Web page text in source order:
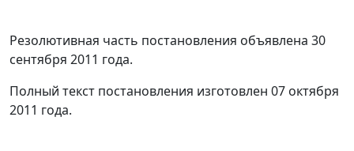
Резолютивная часть постановления объявлена 30
сентября 2011 года.
Полный текст постановления изготовлен 07 октября
2011 года.